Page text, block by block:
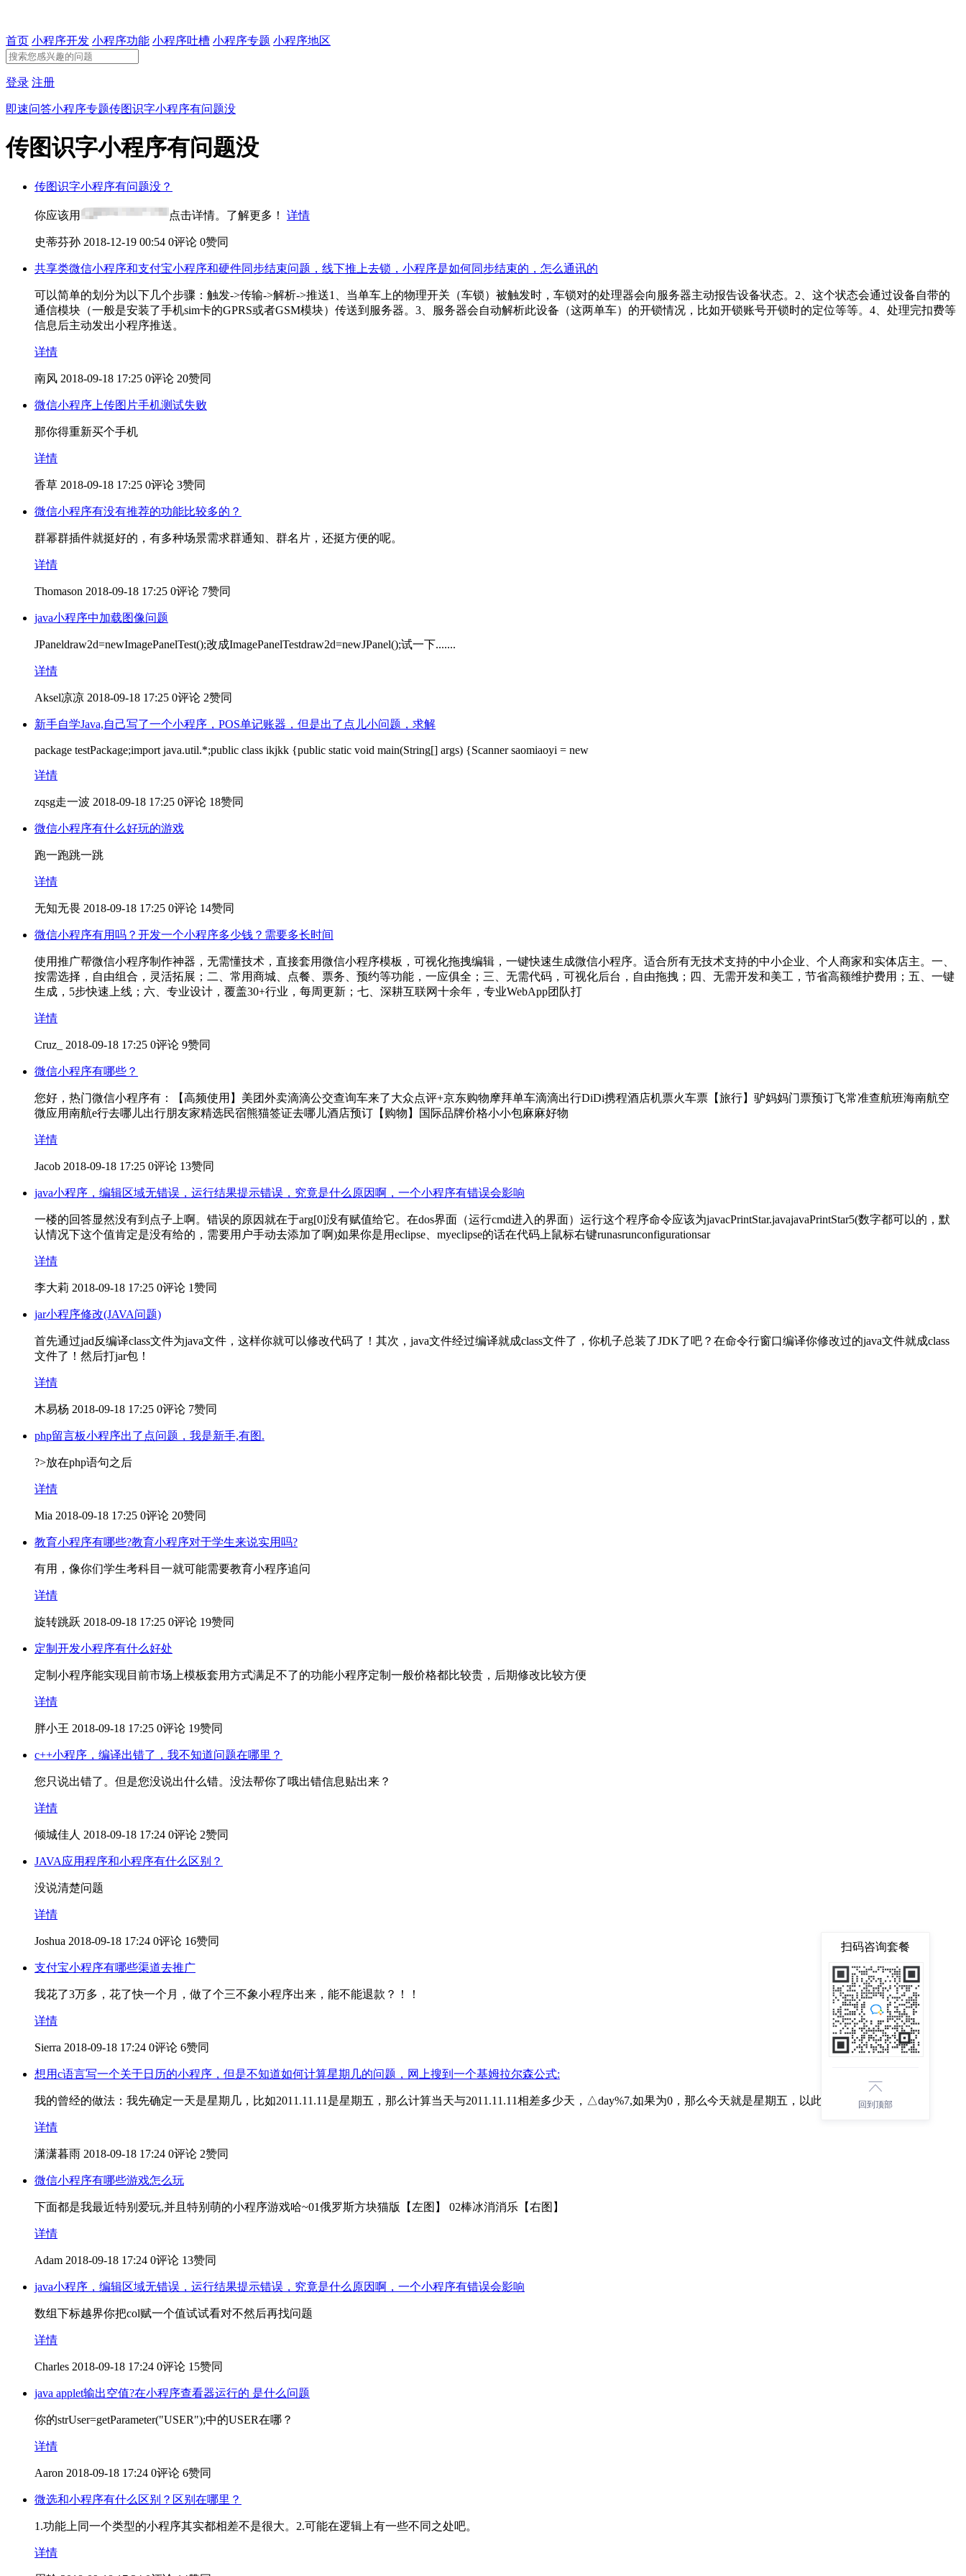
首页 小程序开发 小程序功能 小程序吐槽 小程序专题 小程序地区
登录 注册
即速问答小程序专题传图识字小程序有问题没
传图识字小程序有问题没
传图识字小程序有问题没？
你应该用 点击详情。了解更多！ 详情
史蒂芬孙 2018-12-19 00:54 0评论 0赞同
共享类微信小程序和支付宝小程序和硬件同步结束问题，线下推上去锁，小程序是如何同步结束的，怎么通讯的
可以简单的划分为以下几个步骤：触发->传输->解析->推送1、当单车上的物理开关（车锁）被触发时，车锁对的处理器会向服务器主动报告设备状态。2、这个状态会通过设备自带的
通信模块（一般是安装了手机sim卡的GPRS或者GSM模块）传送到服务器。3、服务器会自动解析此设备（这两单车）的开锁情况，比如开锁账号开锁时的定位等等。4、处理完扣费等
信息后主动发出小程序推送。
详情
南风 2018-09-18 17:25 0评论 20赞同
微信小程序上传图片手机测试失败
那你得重新买个手机
详情
香草 2018-09-18 17:25 0评论 3赞同
微信小程序有没有推荐的功能比较多的？
群幂群插件就挺好的，有多种场景需求群通知、群名片，还挺方便的呢。
详情
Thomason 2018-09-18 17:25 0评论 7赞同
java小程序中加载图像问题
JPaneldraw2d=newImagePanelTest();改成ImagePanelTestdraw2d=newJPanel();试一下.......
详情
Aksel凉凉 2018-09-18 17:25 0评论 2赞同
新手自学Java,自己写了一个小程序，POS单记账器，但是出了点儿小问题，求解
package testPackage;import java.util.*;public class ikjkk {public static void main(String[] args) {Scanner saomiaoyi = new
详情
zqsg走一波 2018-09-18 17:25 0评论 18赞同
微信小程序有什么好玩的游戏
跑一跑跳一跳
详情
无知无畏 2018-09-18 17:25 0评论 14赞同
微信小程序有用吗？开发一个小程序多少钱？需要多长时间
使用推广帮微信小程序制作神器，无需懂技术，直接套用微信小程序模板，可视化拖拽编辑，一键快速生成微信小程序。适合所有无技术支持的中小企业、个人商家和实体店主。一、
按需选择，自由组合，灵活拓展；二、常用商城、点餐、票务、预约等功能，一应俱全；三、无需代码，可视化后台，自由拖拽；四、无需开发和美工，节省高额维护费用；五、一键
生成，5步快速上线；六、专业设计，覆盖30+行业，每周更新；七、深耕互联网十余年，专业WebApp团队打
详情
Cruz_ 2018-09-18 17:25 0评论 9赞同
微信小程序有哪些？
您好，热门微信小程序有：【高频使用】美团外卖滴滴公交查询车来了大众点评+京东购物摩拜单车滴滴出行DiDi携程酒店机票火车票【旅行】驴妈妈门票预订飞常准查航班海南航空
微应用南航e行去哪儿出行朋友家精选民宿熊猫签证去哪儿酒店预订【购物】国际品牌价格小小包麻麻好物
详情
Jacob 2018-09-18 17:25 0评论 13赞同
java小程序，编辑区域无错误，运行结果提示错误，究竟是什么原因啊，一个小程序有错误会影响
一楼的回答显然没有到点子上啊。错误的原因就在于arg[0]没有赋值给它。在dos界面（运行cmd进入的界面）运行这个程序命令应该为javacPrintStar.javajavaPrintStar5(数字都可以的，默
认情况下这个值肯定是没有给的，需要用户手动去添加了啊)如果你是用eclipse、myeclipse的话在代码上鼠标右键runasrunconfigurationsar
详情
李大莉 2018-09-18 17:25 0评论 1赞同
jar小程序修改(JAVA问题)
首先通过jad反编译class文件为java文件，这样你就可以修改代码了！其次，java文件经过编译就成class文件了，你机子总装了JDK了吧？在命令行窗口编译你修改过的java文件就成class
文件了！然后打jar包！
详情
木易杨 2018-09-18 17:25 0评论 7赞同
php留言板小程序出了点问题，我是新手,有图.
?>放在php语句之后
详情
Mia 2018-09-18 17:25 0评论 20赞同
教育小程序有哪些?教育小程序对于学生来说实用吗?
有用，像你们学生考科目一就可能需要教育小程序追问
详情
旋转跳跃 2018-09-18 17:25 0评论 19赞同
定制开发小程序有什么好处
定制小程序能实现目前市场上模板套用方式满足不了的功能小程序定制一般价格都比较贵，后期修改比较方便
详情
胖小王 2018-09-18 17:25 0评论 19赞同
c++小程序，编译出错了，我不知道问题在哪里？
您只说出错了。但是您没说出什么错。没法帮你了哦出错信息贴出来？
详情
倾城佳人 2018-09-18 17:24 0评论 2赞同
JAVA应用程序和小程序有什么区别？
没说清楚问题
详情
Joshua 2018-09-18 17:24 0评论 16赞同
支付宝小程序有哪些渠道去推广
我花了3万多，花了快一个月，做了个三不象小程序出来，能不能退款？！！
详情
Sierra 2018-09-18 17:24 0评论 6赞同
想用c语言写一个关于日历的小程序，但是不知道如何计算星期几的问题，网上搜到一个基姆拉尔森公式:
我的曾经的做法：我先确定一天是星期几，比如2011.11.11是星期五，那么计算当天与2011.11.11相差多少天，△day%7,如果为0，那么今天就是星期五，以此类推！
详情
潇潇暮雨 2018-09-18 17:24 0评论 2赞同
微信小程序有哪些游戏怎么玩
下面都是我最近特别爱玩,并且特别萌的小程序游戏哈~01俄罗斯方块猫版【左图】 02棒冰消消乐【右图】
详情
Adam 2018-09-18 17:24 0评论 13赞同
java小程序，编辑区域无错误，运行结果提示错误，究竟是什么原因啊，一个小程序有错误会影响
数组下标越界你把col赋一个值试试看对不然后再找问题
详情
Charles 2018-09-18 17:24 0评论 15赞同
java applet输出空值?在小程序查看器运行的 是什么问题
你的strUser=getParameter("USER");中的USER在哪？
详情
Aaron 2018-09-18 17:24 0评论 6赞同
微选和小程序有什么区别？区别在哪里？
1.功能上同一个类型的小程序其实都相差不是很大。2.可能在逻辑上有一些不同之处吧。
详情
扫码咨询套餐
回到顶部